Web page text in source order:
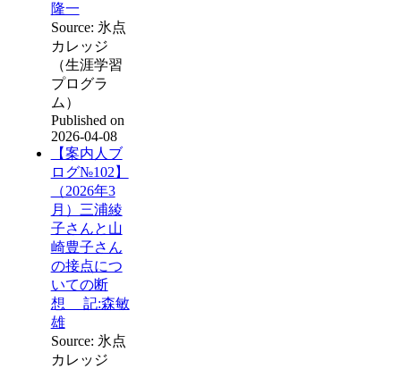
隆一
Source: 氷点
カレッジ
（生涯学習
プログラ
ム）
Published on
2026-04-08
【案内人ブ
ログ№102】
（2026年3
月）三浦綾
子さんと山
崎豊子さん
の接点につ
いての断
想 記:森敏
雄
Source: 氷点
カレッジ